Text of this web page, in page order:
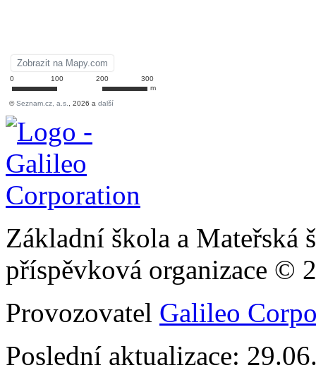
Základní škola a Mateřská
příspěvková organizace ©
Provozovatel Galileo
Poslední aktualizace: